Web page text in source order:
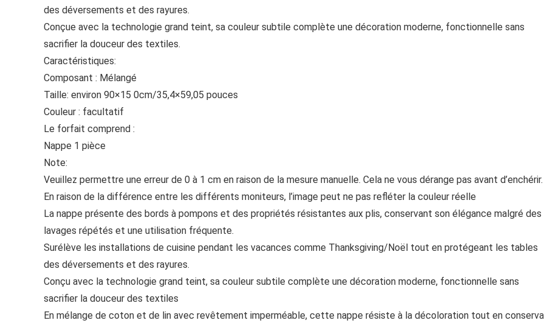
des déversements et des rayures.
Conçue avec la technologie grand teint, sa couleur subtile complète une décoration moderne, fonctionnelle sans
sacrifier la douceur des textiles.
Caractéristiques:
Composant : Mélangé
Taille: environ 90×15 0cm/35,4×59,05 pouces
Couleur : facultatif
Le forfait comprend :
Nappe 1 pièce
Note:
Veuillez permettre une erreur de 0 à 1 cm en raison de la mesure manuelle. Cela ne vous dérange pas avant d’enchérir.
En raison de la différence entre les différents moniteurs, l’image peut ne pas refléter la couleur réelle
La nappe présente des bords à pompons et des propriétés résistantes aux plis, conservant son élégance malgré des
lavages répétés et une utilisation fréquente.
Surélève les installations de cuisine pendant les vacances comme Thanksgiving/Noël tout en protégeant les tables
des déversements et des rayures.
Conçu avec la technologie grand teint, sa couleur subtile complète une décoration moderne, fonctionnelle sans
sacrifier la douceur des textiles
En mélange de coton et de lin avec revêtement imperméable, cette nappe résiste à la décoloration tout en